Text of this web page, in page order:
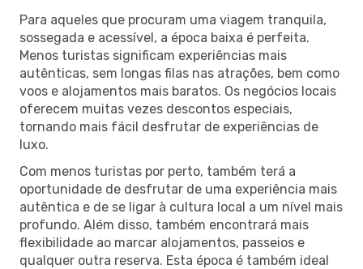
Para aqueles que procuram uma viagem tranquila,
sossegada e acessível, a época baixa é perfeita.
Menos turistas significam experiências mais
autênticas, sem longas filas nas atrações, bem como
voos e alojamentos mais baratos. Os negócios locais
oferecem muitas vezes descontos especiais,
tornando mais fácil desfrutar de experiências de
luxo.
Com menos turistas por perto, também terá a
oportunidade de desfrutar de uma experiência mais
autêntica e de se ligar à cultura local a um nível mais
profundo. Além disso, também encontrará mais
flexibilidade ao marcar alojamentos, passeios e
qualquer outra reserva. Esta época é também ideal